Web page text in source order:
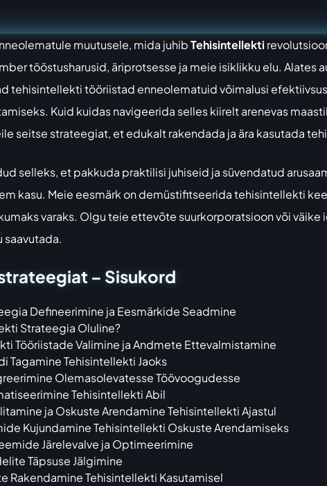
muutusele, mida juhibTehisintellekti
tööstusharusid, äriprotsesse ja meie isiklikku elu.
tehisintellekti tööriistad enneolematuid võimalusi
Kuid kuidas navigeerida selles kiirelt arenevas
seitse strateegiat, et edukalt rakendada ja ära kasutada
selleks, et pakkuda praktilisi juhiseid ja süvendatud
kasu. Meie eesmärk on demüstifitseerida tehisintellekti
varaks. Olgu teie ettevõte suurkorporatsioon või
– Sisukord
Defineerimine ja Eesmärkide Seadmine
Strateegia Oluline?
Tööriistade Valimine ja Andmete Ettevalmistamine
Tagamine Tehisintellekti Jaoks
Olemasolevatesse Töövoogudesse
Tehisintellekti Abil
ja Oskuste Arendamine Tehisintellekti Ajastul
Kujundamine Tehisintellekti Oskuste Arendamiseks
Järelevalve ja Optimeerimine
Täpsuse Jälgimine
Rakendamine Tehisintellekti Kasutamisel